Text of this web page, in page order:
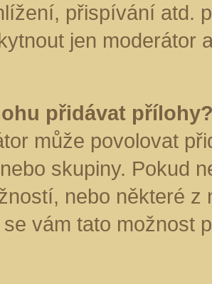
přispívání atd.
jen moderátor
přidávat
může povolovat
skupiny. Pokud
nebo některé z
vám tato možnost